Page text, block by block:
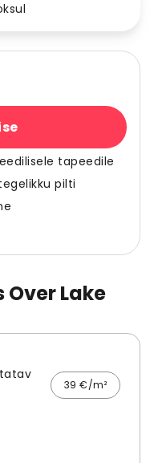
Lake
39 €/m²
tapeedile
pilti